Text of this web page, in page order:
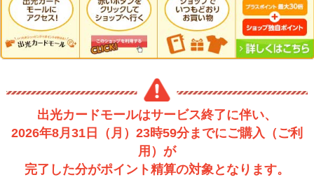
出光カードモールはサービス終了に伴い、
2026年8月31日（月）23時59分までにご購入（ご利
用）が
完了した分がポイント精算の対象となります。